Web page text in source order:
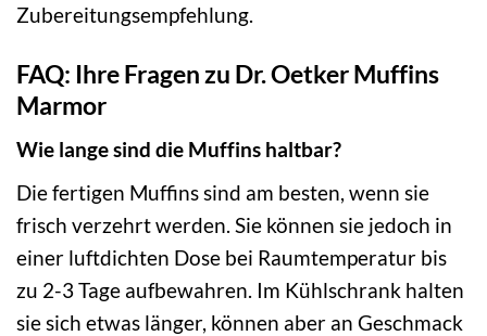
Zubereitungsempfehlung.
FAQ: Ihre Fragen zu Dr. Oetker Muffins
Marmor
Wie lange sind die Muffins haltbar?
Die fertigen Muffins sind am besten, wenn sie
frisch verzehrt werden. Sie können sie jedoch in
einer luftdichten Dose bei Raumtemperatur bis
zu 2-3 Tage aufbewahren. Im Kühlschrank halten
sie sich etwas länger, können aber an Geschmack